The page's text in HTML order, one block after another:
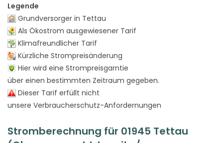
Legende
Grundversorger in Tettau
Als Ökostrom ausgewiesener Tarif
Klimafreundlicher Tarif
Kürzliche Strompreisänderung
Hier wird eine Strompreisgarntie
über einen bestimmten Zeitraum gegeben.
Dieser Tarif erfüllt nicht
unsere Verbraucherschutz-Anfordernungen
Stromberechnung für 01945 Tettau